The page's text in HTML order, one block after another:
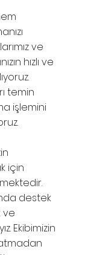
ve
hızlı ve
temin
işlemini
için
destek
ve
Ekibimizin